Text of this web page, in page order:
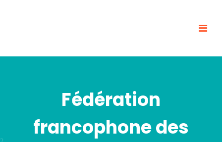
Fédération
francophone des